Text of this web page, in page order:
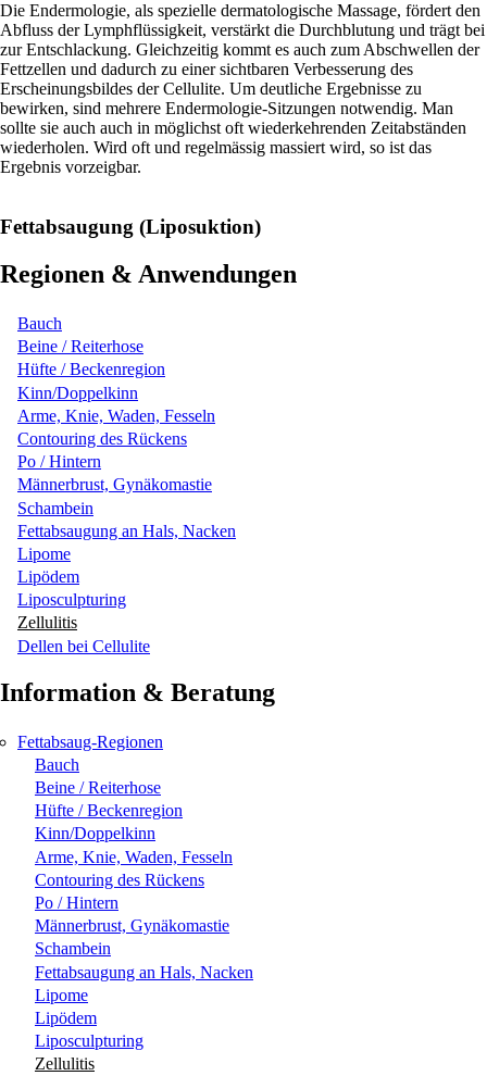
Die Endermologie, als spezielle dermatologische Massage, fördert den
Abfluss der Lymphflüssigkeit, verstärkt die Durchblutung und trägt bei
zur Entschlackung. Gleichzeitig kommt es auch zum Abschwellen der
Fettzellen und dadurch zu einer sichtbaren Verbesserung des
Erscheinungsbildes der Cellulite. Um deutliche Ergebnisse zu
bewirken, sind mehrere Endermologie-Sitzungen notwendig. Man
sollte sie auch auch in möglichst oft wiederkehrenden Zeitabständen
wiederholen. Wird oft und regelmässig massiert wird, so ist das
Ergebnis vorzeigbar.
Fettabsaugung (Liposuktion)
Regionen & Anwendungen
Bauch
Beine / Reiterhose
Hüfte / Beckenregion
Kinn/Doppelkinn
Arme, Knie, Waden, Fesseln
Contouring des Rückens
Po / Hintern
Männerbrust, Gynäkomastie
Schambein
Fettabsaugung an Hals, Nacken
Lipome
Lipödem
Liposculpturing
Zellulitis
Dellen bei Cellulite
Information & Beratung
Fettabsaug-Regionen
Bauch
Beine / Reiterhose
Hüfte / Beckenregion
Kinn/Doppelkinn
Arme, Knie, Waden, Fesseln
Contouring des Rückens
Po / Hintern
Männerbrust, Gynäkomastie
Schambein
Fettabsaugung an Hals, Nacken
Lipome
Lipödem
Liposculpturing
Zellulitis